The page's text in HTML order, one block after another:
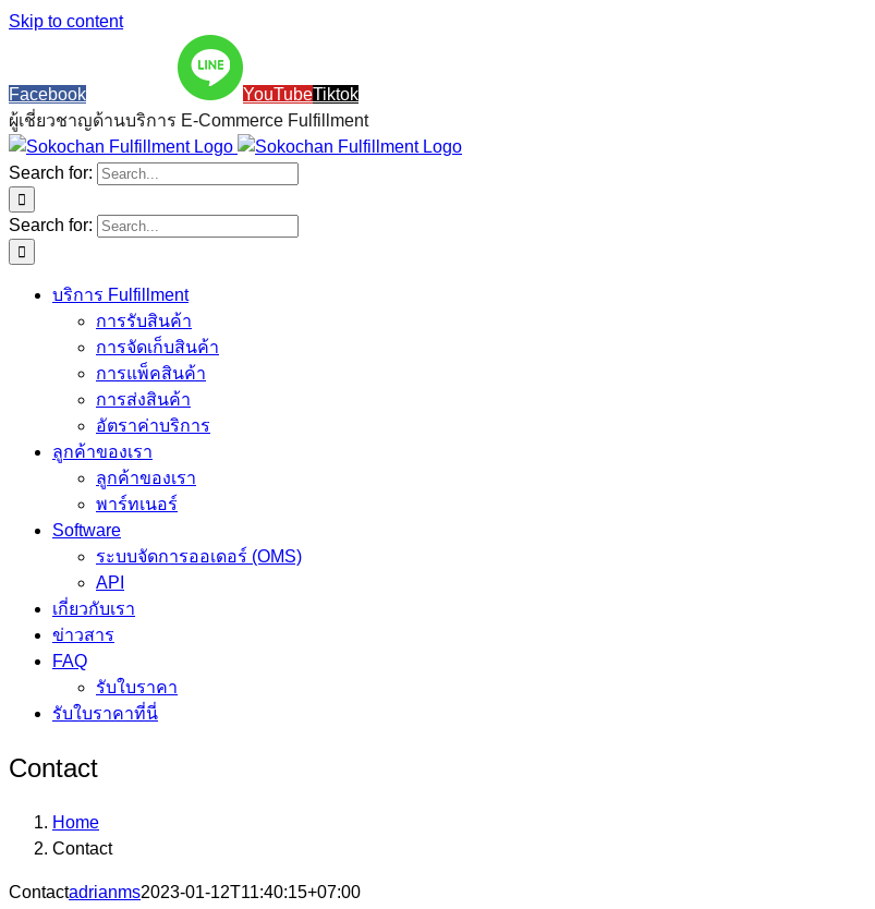
Skip to content
Facebook YouTubeTiktok
ผู้เชี่ยวชาญด้านบริการ E-Commerce Fulfillment
Search for:
Search for:
บริการ Fulfillment
การรับสินค้า
การจัดเก็บสินค้า
การแพ็คสินค้า
การส่งสินค้า
อัตราค่าบริการ
ลูกค้าของเรา
ลูกค้าของเรา
พาร์ทเนอร์
Software
ระบบจัดการออเดอร์ (OMS)
API
เกี่ยวกับเรา
ข่าวสาร
FAQ
รับใบราคา
รับใบราคาที่นี่
Contact
Home
Contact
Contactadrianms2023-01-12T11:40:15+07:00